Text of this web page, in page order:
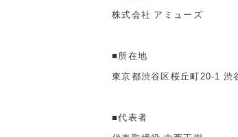
株式会社 アミューズ
■所在地
東京都渋谷区桜丘町20-1 渋
■代表者